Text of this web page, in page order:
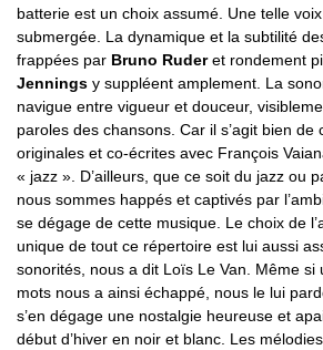
batterie est un choix assumé. Une telle
submergée. La dynamique et la subtilité
frappées par Bruno Ruderet rondement
Jennings y suppléent amplement. La
navigue entre vigueur et douceur,
paroles des chansons. Car il s’agit bien de
originales et co-écrites avec François
« jazz ». D’ailleurs, que ce soit du jazz ou
nous sommes happés et captivés par
se dégage de cette musique. Le choix de
unique de tout ce répertoire est lui aussi
sonorités, nous a dit Loïs Le Van. Même si
mots nous a ainsi échappé, nous le lui
s’en dégage une nostalgie heureuse et
début d’hiver en noir et blanc. Les